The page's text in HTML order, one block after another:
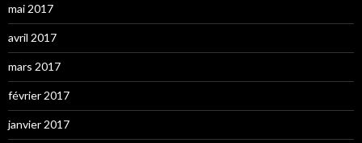
mai 2017
avril 2017
mars 2017
février 2017
janvier 2017